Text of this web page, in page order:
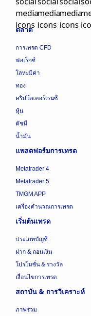
ตลาด
การเทรด CFD
ฟอเร็กซ์
โลหะมีค่า
ทอง
คริปโตเคอร์เรนซี
หุ้น
ดัชนี
น้ำมัน
แพลตฟอร์มการเทรด
Metatrader 4
Metatrader 5
TMGM APP
เครื่องคำนวณการเทรด
เริ่มต้นเทรด
ประเภทบัญชี
ฝาก & ถอนเงิน
โปรโมชั่น & รางวัล
เงื่อนไขการเทรด
สถาบัน & การวิเคราะห์
ภาพรวม